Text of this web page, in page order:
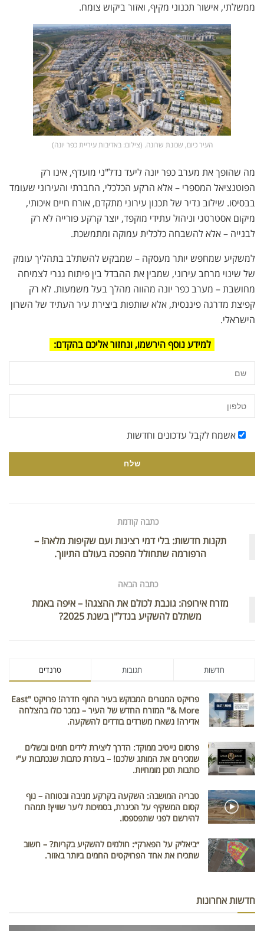
ממשלתי, אישור תכנוני מקיף, ואזור ביקוש צומח.
העיר כיום, שכונת שרונה. (צילום: באדיבות עיריית כפר יונה)
מה שהופך את מערב כפר יונה ליעד נדל"ני מועדף, אינו רק
הפוטנציאל המספרי – אלא הרקע הכלכלי, החברתי והעירוני שעומד
בבסיסו. שילוב נדיר של תכנון עירוני מתקדם, אורח חיים איכותי,
מיקום אסטרטגי וניהול עתידי מוקפד, יוצר קרקע פורייה לא רק
לבנייה – אלא להשבחה כלכלית עמוקה ומתמשכת.
למשקיע שמחפש יותר מעסקה – שמבקש להשתלב בתהליך עומק
של שינוי מרחב עירוני, שמבין את ההבדל בין פיתוח גנרי לצמיחה
מחושבת – מערב כפר יונה מהווה מהלך בעל משמעות. לא רק
קפיצת מדרגה פיננסית, אלא שותפות ביצירת עיר העתיד של השרון
הישראלי.
למידע נוסף הירשמו, ונחזור אליכם בהקדם:
אשמח לקבל עדכונים וחדשות
כתבה קודמת
תקנות חדשות: בלי דמי רצינות ועם שקיפות מלאה! –
הרפורמה שתחולל מהפכה בעולם התיווך.
כתבה הבאה
מזרח אירופה: גונבת לכולם את ההצגה! – איפה באמת
משתלם להשקיע בנדל"ן בשנת 2025?
טרנדים תגובות חדשות
פרויקט המגורים המבוקש בעיר החוף חדרה! פרויקט "East
& More" המזרח החדש של העיר – נמכר כולו בהצלחה
אדירה! נשארו משרדים בודדים להשקעה.
פרסום נייטיב ממוקד: הדרך ליצירת לידים חמים ובשלים
שמכירים את המותג שלכם! – בעזרת כתבות שנכתבות ע"י
כותבות תוכן מומחיות.
טבריה המושבה: השקעה בקרקע מניבה ובטוחה – נוף
קסום המשקיף על הכינרת, בסמיכות ליער שוויץ! תמהרו
להירשם לפני שתפספסו.
״ביאליק על הפארק״: חולמים להשקיע בקריות? – חשוב
שתכירו את אחד הפרויקטים החמים ביותר באזור.
חדשות אחרונות